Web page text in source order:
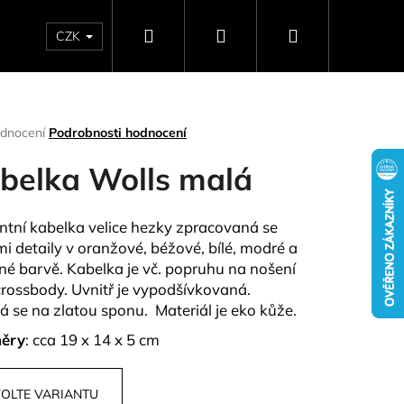
NAPIŠTE NÁM DÁRKOVÉ POUKAZY
CZK Hledat PřihlášeníNákupní
Podrobnosti hodnocení
Wolls malá
kabelka velice hezky zpracovaná se
detaily v oranžové, béžové, bílé, modré a
barvě. Kabelka je vč. popruhu na nošení
Uvnitř je vypodšívkovaná.
se na zlatou sponu. Materiál je eko kůže.
: cca 19 x 14 x 5 cm
VARIANTU